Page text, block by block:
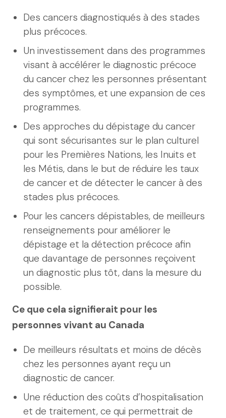
Des cancers diagnostiqués à des stades
plus précoces.
Un investissement dans des programmes
visant à accélérer le diagnostic précoce
du cancer chez les personnes présentant
des symptômes, et une expansion de ces
programmes.
Des approches du dépistage du cancer
qui sont sécurisantes sur le plan culturel
pour les Premières Nations, les Inuits et
les Métis, dans le but de réduire les taux
de cancer et de détecter le cancer à des
stades plus précoces.
Pour les cancers dépistables, de meilleurs
renseignements pour améliorer le
dépistage et la détection précoce afin
que davantage de personnes reçoivent
un diagnostic plus tôt, dans la mesure du
possible.
Ce que cela signifierait pour les
personnes vivant au Canada
De meilleurs résultats et moins de décès
chez les personnes ayant reçu un
diagnostic de cancer.
Une réduction des coûts d’hospitalisation
et de traitement, ce qui permettrait de